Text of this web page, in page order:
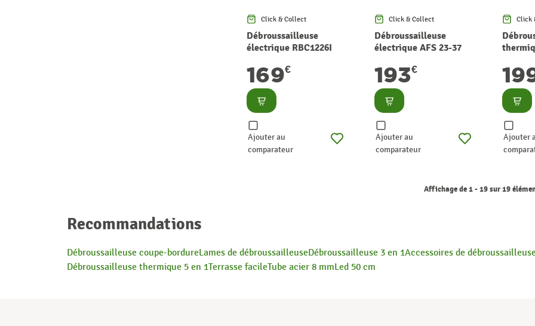
Click & Collect
Débroussailleuse
électrique RBC1226I
169€
Consulter
Ajouter au
comparateur
Click & Collect
Débroussailleuse
électrique AFS 23-37
193€
Consulter
Ajouter au
comparateur
Click
Ajouter
Affichage de 1 - 19 sur 19
Recommandations
Débroussailleuse coupe-bordureLames de débroussailleuseDébroussailleuse 3 en 1Accessoires de
Débroussailleuse thermique 5 en 1Terrasse facileTube acier 8 mmLed 50 cm